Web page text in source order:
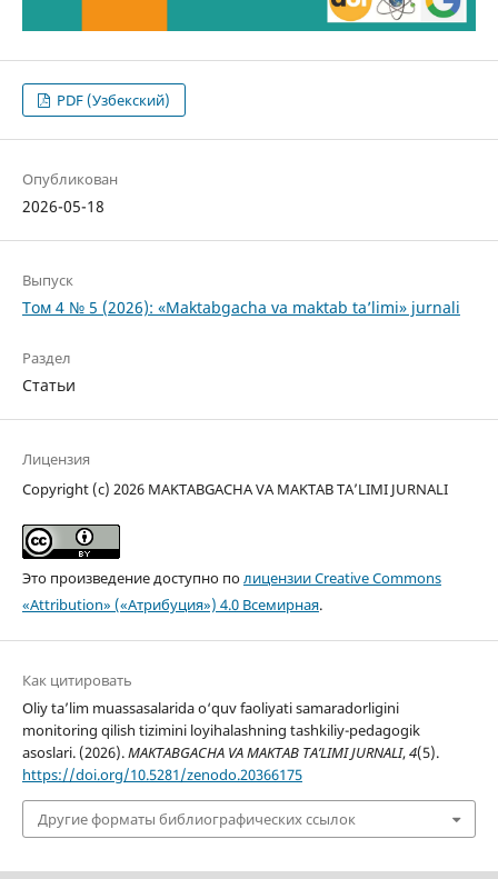
PDF (Узбекский)
Опубликован
2026-05-18
Выпуск
Том 4 № 5 (2026): «Maktabgacha va maktab ta’limi» jurnali
Раздел
Статьи
Лицензия
Copyright (c) 2026 MAKTABGACHA VA MAKTAB TA’LIMI JURNALI
Это произведение доступно полицензии Creative Commons
«Attribution» («Атрибуция») 4.0 Всемирная.
Как цитировать
Oliy ta’lim muassasalarida o‘quv faoliyati samaradorligini
monitoring qilish tizimini loyihalashning tashkiliy-pedagogik
asoslari. (2026).MAKTABGACHA VA MAKTAB TA’LIMI JURNALI,4(5).
https://doi.org/10.5281/zenodo.20366175
Другие форматы библиографических ссылок